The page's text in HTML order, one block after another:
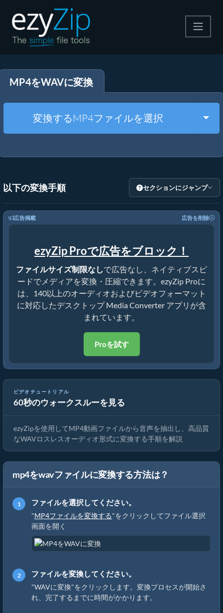
解凍する
その他のツール
MP4をWAVに変換
変換するMP4ファイルを選択
以下の変換手順 セクションにジャンプ
広告掲載 広告を削除
ezyZip Proで広告をブロック！
ファイルサイズ制限なしで広告なし、ネイティブスピ
ードでメディアを変換・圧縮できます。ezyZip Proに
は、140以上のオーディオおよびビデオフォーマット
に対応したデスクトップ Media Converter アプリが含
まれています。
Proを試す
ビデオチュートリアル
60秒のウォークスルーを見る
🎧 MP4をWAVに変換する方法 – &アプリ不要
ezyZipを使用してMP4動画ファイルから音声を抽出し、高品質
なWAVロスレスオーディオ形式に変換する手順を解説
mp4をwavファイルに変換する方法は？
ファイルを選択してください。
"MP4ファイルを変換する"をクリックしてファイル選択
画面を開く
ファイルを変換してください。
"WAVに変換"をクリックします。変換プロセスが開始さ
れ、完了するまでに時間がかかります。